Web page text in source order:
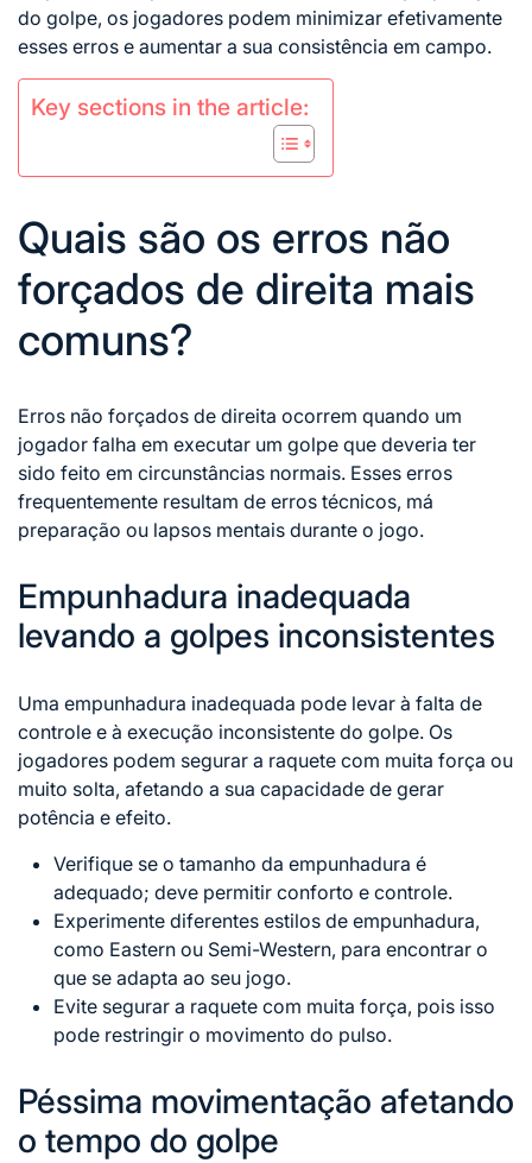
do golpe, os jogadores podem minimizar efetivamente
esses erros e aumentar a sua consistência em campo.
Key sections in the article:
Quais são os erros não
forçados de direita mais
comuns?
Erros não forçados de direita ocorrem quando um
jogador falha em executar um golpe que deveria ter
sido feito em circunstâncias normais. Esses erros
frequentemente resultam de erros técnicos, má
preparação ou lapsos mentais durante o jogo.
Empunhadura inadequada
levando a golpes inconsistentes
Uma empunhadura inadequada pode levar à falta de
controle e à execução inconsistente do golpe. Os
jogadores podem segurar a raquete com muita força ou
muito solta, afetando a sua capacidade de gerar
potência e efeito.
Verifique se o tamanho da empunhadura é
adequado; deve permitir conforto e controle.
Experimente diferentes estilos de empunhadura,
como Eastern ou Semi-Western, para encontrar o
que se adapta ao seu jogo.
Evite segurar a raquete com muita força, pois isso
pode restringir o movimento do pulso.
Péssima movimentação afetando
o tempo do golpe